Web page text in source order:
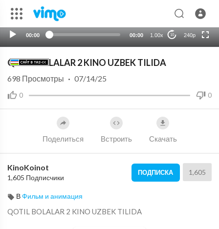
00:00 00:00 1.00x 10 240p
HD
QOTIL BOLALAR 2 KINO UZBEK TILIDA
0 0
698 Просмотры · 07/14/25
Поделиться Встроить Скачать
KinoKoinot
1,605 Подписчики
ПОДПИСКА 1,605
ВФильм и анимация
⁣QOTIL BOLALAR 2 KINO UZBEK TILIDA